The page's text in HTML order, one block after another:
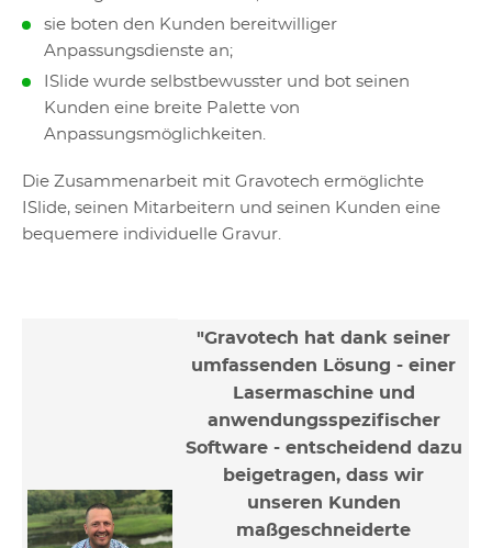
sie boten den Kunden bereitwilliger
Anpassungsdienste an;
ISlide wurde selbstbewusster und bot seinen
Kunden eine breite Palette von
Anpassungsmöglichkeiten.
Die Zusammenarbeit mit Gravotech ermöglichte
ISlide, seinen Mitarbeitern und seinen Kunden eine
bequemere individuelle Gravur.
"Gravotech hat dank seiner
umfassenden Lösung - einer
Lasermaschine und
anwendungsspezifischer
Software - entscheidend dazu
beigetragen, dass wir
unseren Kunden
maßgeschneiderte